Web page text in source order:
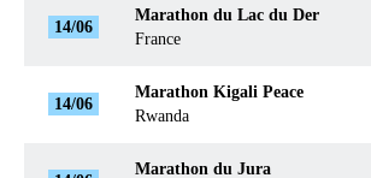
14/06
Marathon du Lac du Der
France
14/06
Marathon Kigali Peace
Rwanda
Marathon du Jura